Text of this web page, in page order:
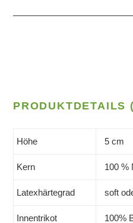
PRODUKTDETAILS
Höhe 5 cm
Kern 100 %
Latexhärtegrad soft
Innentrikot 100%